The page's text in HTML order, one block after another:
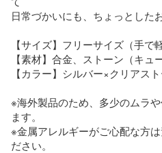
日常づかいにも、ちょっとした
【サイズ】フリーサイズ（手で
【素材】合金、ストーン（キュ
【カラー】シルバー×クリアス
※海外製品のため、多少のムラ
ます。
※金属アレルギーがご心配な方
ださい。